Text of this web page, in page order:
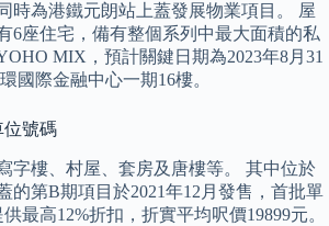
時為港鐵元朗站上蓋發展物業項目。 屋
6座住宅，備有整個系列中最大面積的私
MIX，預計關鍵日期為2023年8月31
國際金融中心一期16樓。
位號碼
字樓、村屋、套房及唐樓等。 其中位於
的第B期項目於2021年12月發售，首批單
最高12%折扣，折實平均呎價19899元。